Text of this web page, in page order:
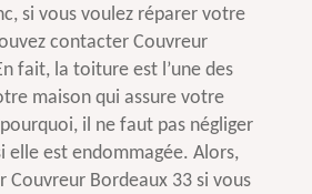
si vous voulez réparer votre
contacter Couvreur
fait, la toiture est l’une des
maison qui assure votre
il ne faut pas négliger
elle est endommagée. Alors,
Couvreur Bordeaux 33 si vous